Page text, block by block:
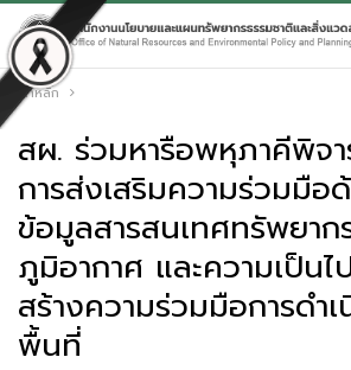
หน้าหลัก
สผ. ร่วมหารือพหุภาคีพิจ
การส่งเสริมความร่วมมือ
ข้อมูลสารสนเทศทรัพยาก
ภูมิอากาศ และความเป็นไ
สร้างความร่วมมือการดำเ
พื้นที่